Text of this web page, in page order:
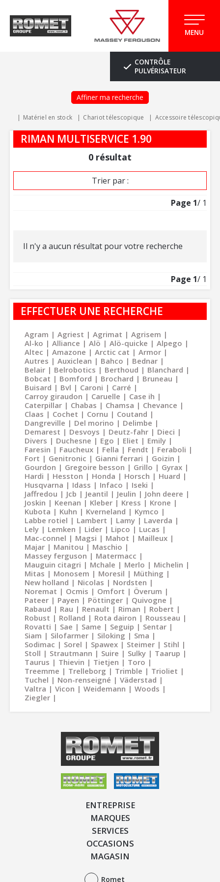
MENU
CONTRÔLE
PULVÉRISATEUR
Affiner ma recherche
Matériel en stock Chariot télescopique Accessoire
RIMAN MULTISERVICE 1.90
0 résultat
Trier par :
Page 1/ 1
Il n'y a aucun résultat pour votre recherche
Page 1/ 1
EFFECTUER UNE RECHERCHE
Agram Agriest Agrimat
Agrisem
Al-ko
Alliance Alö Alö-quicke
Alpego
Altec
Amazone Arctic cat
Armor
Autres
Auxiclean Bahco
Bednar
Belair
Belrobotics Berthoud
Blanchard
Bobcat
Bomford Brochard
Bruneau
Buisard
Bvl Caroni
Carré
Carroy giraudon
Caruelle
Case ih
Caterpillar
Chabas Chamsa
Chevance
Claas
Cochet Cornu
Coutand
Dangreville
Del morino
Delimbe
Demarest
Desvoys Deutz-fahr
Dieci
Divers
Duchesne Ego Eliet
Emily
Faresin
Faucheux Fella Fendt
Feraboli
Fort
Genitronic Gianni ferrari
Goizin
Gourdon
Gregoire besson Grillo
Gyrax
Hardi
Hesston Honda Horsch
Huard
Husqvarna
Idass Infaco
Iseki
Jaffredou
Jcb Jeantil Jeulin
John deere
Joskin
Keenan Kleber Kress
Krone
Kubota
Kuhn Kverneland
Kymco
Labbe rotiel
Lambert Lamy
Laverda
Lely
Lemken Lider Lipco
Lucas
Mac-connel
Magsi Mahot
Mailleux
Majar
Manitou
Maschio
Massey ferguson
Matermacc
Mauguin citagri
Mchale Merlo
Michelin
Mitas
Monosem Moresil
Müthing
New holland
Nicolas
Nordsten
Noremat
Ocmis Omfort
Överum
Pateer
Payen Pöttinger
Quivogne
Rabaud
Rau Renault Riman
Robert
Robust
Rolland Rota dairon
Rousseau
Rovatti
Sae Same Seguip
Sentar
Siam
Silofarmer Siloking
Sma
Sodimac
Sorel Spawex Steimer
Stihl
Stoll
Strautmann Suire Sulky
Taarup
Taurus
Thievin Tietjen
Toro
Treemme
Trelleborg Trimble
Trioliet
Tuchel
Non-renseigné
Väderstad
Valtra
Vicon Weidemann
Woods
Ziegler
ENTREPRISE
MARQUES
SERVICES
OCCASIONS
MAGASIN
Romet